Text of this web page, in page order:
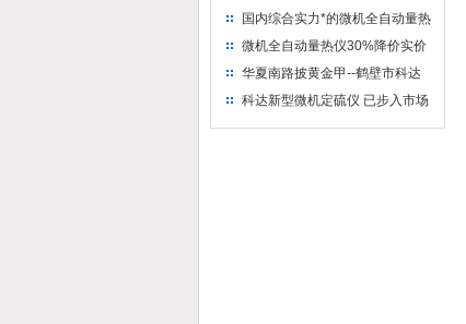
量热仪
国内综合实力*的微机全自动量热
仪制造企业
微机全自动量热仪30%降价实价
出售
华夏南路披黄金甲--鹤壁市科达
仪器仪表有限公司
科达新型微机定硫仪 已步入市场